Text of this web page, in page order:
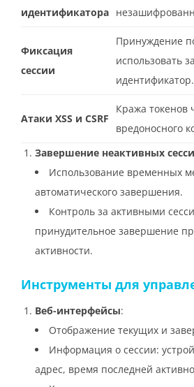
идентификатора
Фиксация
сессии
Принуждение
использовать
идентификатор.
Атаки XSS и CSRF
Кража токенов
вредоносного
Завершение неактивных
Использование временных
автоматического завершения.
Контроль за активными
принудительное завершение
активности.
Инструменты для
Веб-интерфейсы:
Отображение текущих и
Информация о сессии:
адрес, время последней